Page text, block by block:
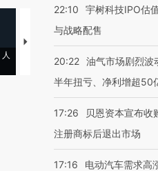
【推广】走进第四届链博
会，让数智科技“链”接产
【特
有意
22:10
宇树科技IPO估
与战略配售
20:22 油气市场剧烈波
半年扭亏、净利增超50
17:26
贝恩资本宣布收
注册商标后退出市场
17:16
电动汽车需求高